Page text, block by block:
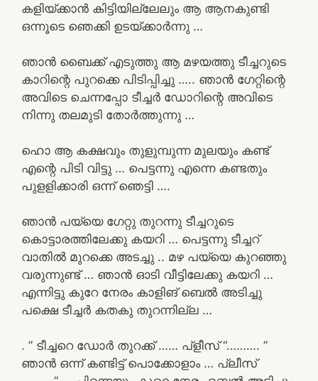
കളിയ്ക്കാൻ കിട്ടിയില്ലേലും ആ ആനകുണ്ടി
ഒന്നൂടെ ഞെക്കി ഉടയ്ക്കാർന്നു …
ഞാൻ ബൈക്ക് എടുത്തു ആ മഴയത്തു ടീച്ചറുടെ
കാറിന്റെ പുറക്കെ പിടിപ്പിച്ചു ….. ഞാൻ ഗേറ്റിന്റെ
അവിടെ ചെന്നപ്പോ ടീച്ചർ ഡോറിന്റെ അവിടെ
നിന്നു തലമുടി തോർത്തുന്നു …
ഹൊ ആ കക്ഷവും തുളുമ്പുന്ന മുലയും കണ്ട്
എന്റെ പിടി വിട്ടു … പെട്ടന്നു എന്നെ കണ്ടതും
പുളളിക്കാരി ഒന്ന് ഞെട്ടി ….
ഞാൻ പയ്യെ ഗേറ്റു തുറന്നു ടീച്ചറുടെ
കൊട്ടാരത്തിലേക്കു കയറി … പെട്ടന്നു ടീച്ചറ്
വാതിൽ മുറക്കെ അടച്ചു .. മഴ പയ്യെ കുറഞ്ഞു
വരുന്നുണ്ട് … ഞാൻ ഓടി വീട്ടിലേക്കു കയറി …
എന്നിട്ടു കുറേ നേരം കാളിങ് ബെൽ അടിച്ചു
പക്ഷെ ടീച്ചർ കതകു തുറന്നില്ല …
. ” ടീച്ചറെ ഡോർ തുറക്ക് …… പ്ളീസ് “………. ”
ഞാൻ ഒന്ന് കണ്ടിട്ട് പൊക്കോളാം … പ്ലീസ്